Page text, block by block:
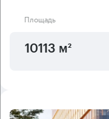
Площадь
10113 м²